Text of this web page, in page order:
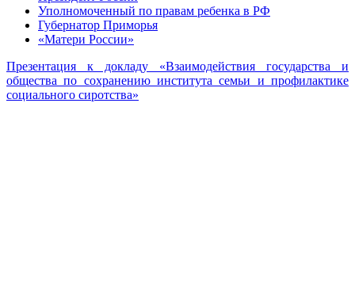
Уполномоченный по правам ребенка в РФ
Губернатор Приморья
«Матери России»
Презентация к докладу «Взаимодействия государства и
общества по сохранению института семьи и профилактике
социального сиротства»